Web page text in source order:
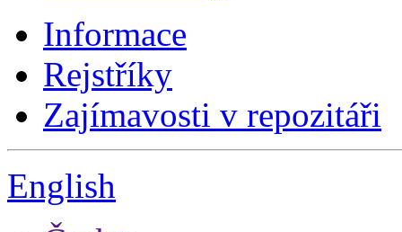
Informace
Rejstříky
Zajímavosti v repozitáři
English